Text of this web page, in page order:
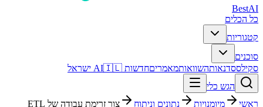
BestAI
כל הכלים
קטגוריות
סוכנים
סקילססדנאותהשוואותמאמריםחדשות AI 🇮🇱 ישראל
הגש כלי
ראשי
מיומנויות נתונים וניתוח צור זרימת עבודה של ETL